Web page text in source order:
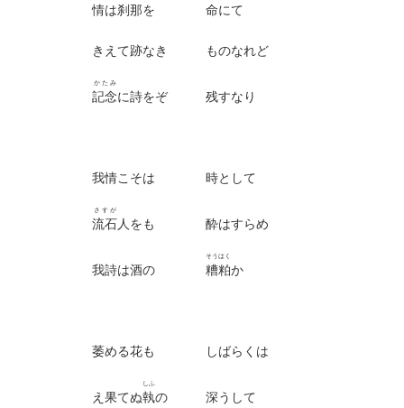
情は刹那を 命にて
きえて跡なき ものなれど
記念
かたみ
に詩をぞ 残すなり
我情こそは 時として
流石
さすが
人をも 酔はすらめ
我詩は酒の糟粕
そうはく
か
萎める花も しばらくは
え果てぬ執
しふ
の 深うして